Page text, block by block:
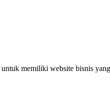
memiliki website bisnis